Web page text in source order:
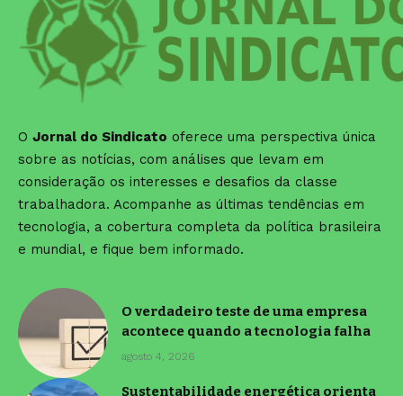
O Jornal do Sindicato oferece uma perspectiva única
sobre as notícias, com análises que levam em
consideração os interesses e desafios da classe
trabalhadora. Acompanhe as últimas tendências em
tecnologia, a cobertura completa da política brasileira
e mundial, e fique bem informado.
O verdadeiro teste de uma empresa
acontece quando a tecnologia falha
agosto 4, 2026
Sustentabilidade energética orienta